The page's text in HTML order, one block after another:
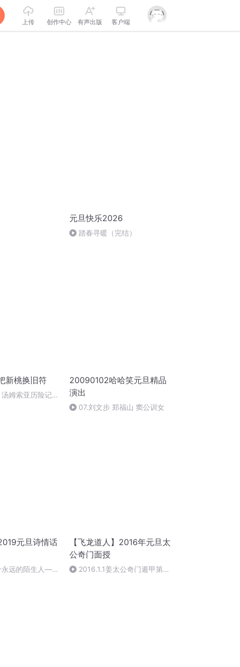
上传 创作中心 有声出版 客户端
元旦快乐2026
踏春寻暖（完结）
新桃换旧符
汤姆索亚历险记
20090102哈哈笑元旦精品
演出
07.刘文步 郑福山 窦公训女
元旦诗情话
永远的陌生人——
【飞龙道人】2016年元旦太
公奇门面授
2016.1.1姜太公奇门遁甲第一